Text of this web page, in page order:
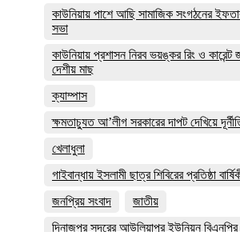
কাউনিয়ায় পাশে আছি সামাজিক সংগঠনের
সভা
কাউনিয়ায় প্রশাসন নিরব ভয়ঙ্কর রিং ও কারেন্ট
দেশীয় মাছ
ক্যাম্পাস
ক্ষমতাচ্যুত আ’লীগ সরকারের দাপট দেখিয়ে
খেলাধুলা
গাইবান্ধায় ইসলামী ছাত্র শিবিরের প্রতিষ্ঠা
জনপ্রিয় সংবাদ
জাতীয়
দিনাজপুর সদরের আউলিয়াপুর ইউনিয়ন